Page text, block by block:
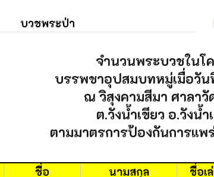
จำนวนพระบวชในโ
บรรพชาอุปสมบทหมู่เมื่อวั
ณ วิสุงคามสีมา ศาลาวั
ต.วังน้ำเขียว อ.วังน้
ตามมาตรการป้องกันการแพ
ชื่อ นามสกุล ชื่อเ